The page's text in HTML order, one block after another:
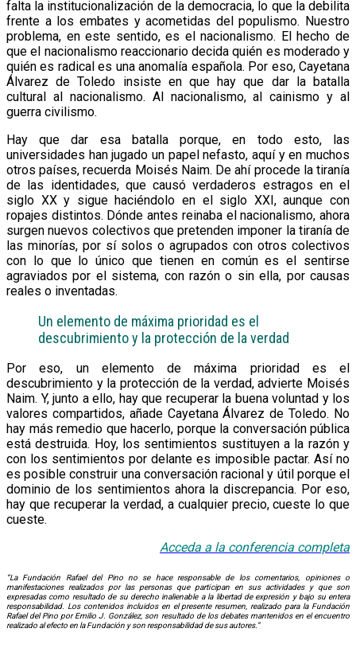
falta la institucionalización de la democracia, lo que la debilita
frente a los embates y acometidas del populismo. Nuestro
problema, en este sentido, es el nacionalismo. El hecho de
que el nacionalismo reaccionario decida quién es moderado y
quién es radical es una anomalía española. Por eso, Cayetana
Álvarez de Toledo insiste en que hay que dar la batalla
cultural al nacionalismo. Al nacionalismo, al cainismo y al
guerra civilismo.
Hay que dar esa batalla porque, en todo esto, las
universidades han jugado un papel nefasto, aquí y en muchos
otros países, recuerda Moisés Naim. De ahí procede la tiranía
de las identidades, que causó verdaderos estragos en el
siglo XX y sigue haciéndolo en el siglo XXI, aunque con
ropajes distintos. Dónde antes reinaba el nacionalismo, ahora
surgen nuevos colectivos que pretenden imponer la tiranía de
las minorías, por sí solos o agrupados con otros colectivos
con lo que lo único que tienen en común es el sentirse
agraviados por el sistema, con razón o sin ella, por causas
reales o inventadas.
Un elemento de máxima prioridad es el
descubrimiento y la protección de la verdad
Por eso, un elemento de máxima prioridad es el
descubrimiento y la protección de la verdad, advierte Moisés
Naim. Y, junto a ello, hay que recuperar la buena voluntad y los
valores compartidos, añade Cayetana Álvarez de Toledo. No
hay más remedio que hacerlo, porque la conversación pública
está destruida. Hoy, los sentimientos sustituyen a la razón y
con los sentimientos por delante es imposible pactar. Así no
es posible construir una conversación racional y útil porque el
dominio de los sentimientos ahora la discrepancia. Por eso,
hay que recuperar la verdad, a cualquier precio, cueste lo que
cueste.
Acceda a la conferencia completa
“La Fundación Rafael del Pino no se hace responsable de los comentarios, opiniones o
manifestaciones realizados por las personas que participan en sus actividades y que son
expresadas como resultado de su derecho inalienable a la libertad de expresión y bajo su entera
responsabilidad. Los contenidos incluidos en el presente resumen, realizado para la Fundación
Rafael del Pino por Emilio J. González, son resultado de los debates mantenidos en el encuentro
realizado al efecto en la Fundación y son responsabilidad de sus autores.”